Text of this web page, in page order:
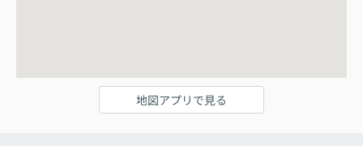
地図アプリで見る